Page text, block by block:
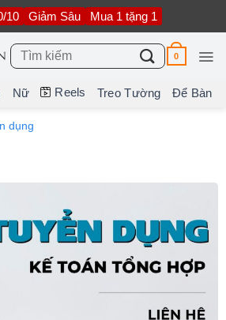
10 Giảm Sâu Mua 1 tặng 1
Tìm
kiếm:
0
Nữ Reels Treo Tường Để Bàn
dụng